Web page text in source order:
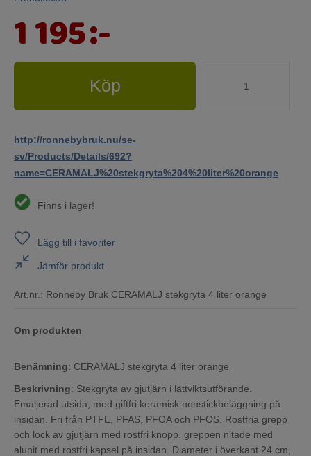
1 195:-
Köp
http://ronnebybruk.nu/se-
sv/Products/Details/692?
name=CERAMALJ%20stekgryta%204%20liter%20orange
Finns i lager!
Lägg till i favoriter
Jämför produkt
Art.nr.: Ronneby Bruk CERAMALJ stekgryta 4 liter orange
Om produkten
Benämning: CERAMALJ stekgryta 4 liter orange
Beskrivning: Stekgryta av gjutjärn i lättviktsutförande.
Emaljerad utsida, med giftfri keramisk nonstickbeläggning på
insidan. Fri från PTFE, PFAS, PFOA och PFOS. Rostfria grepp
och lock av gjutjärn med rostfri knopp. greppen nitade med
alunit med rostfri kapsel på insidan. Diameter i överkant 24 cm,